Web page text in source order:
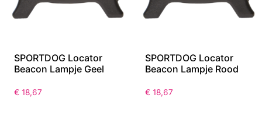
SPORTDOG Locator
Beacon Lampje Geel
€ 18,67
SPORTDOG Locator
Beacon Lampje Rood
€ 18,67